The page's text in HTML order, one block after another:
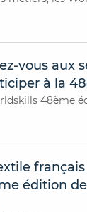
vous aux
à la
48ème
édition